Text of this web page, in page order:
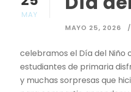
MAY
MAYO 25, 2026
celebramos el Día del Niño
estudiantes de primaria
y muchas sorpresas que